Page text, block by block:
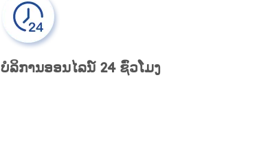
ບໍລິການອອນໄລນ໌ 24 ຊົ່ວໂມງ